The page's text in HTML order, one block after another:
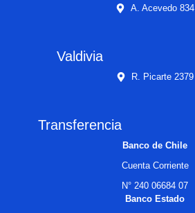
A. Acevedo 834
Valdivia
R. Picarte 2379
Transferencia
Banco de Chile
Cuenta Corriente
N° 240 06684 07
Banco Estado